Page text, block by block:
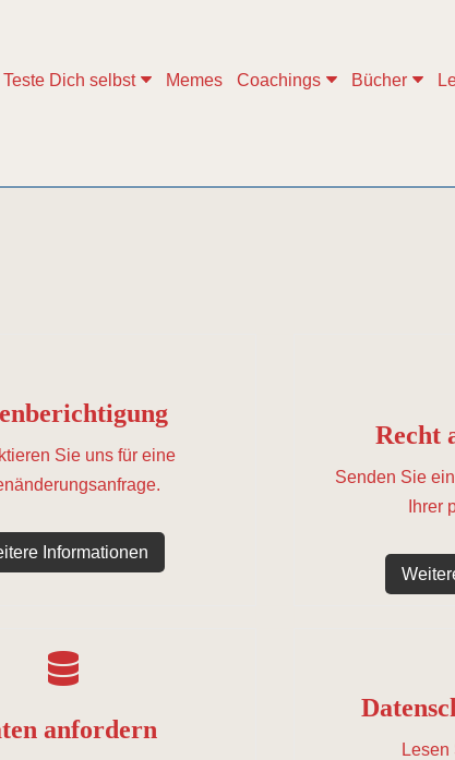
Teste Dich selbst Memes Coachings Bücher
Sie uns für eine
Informationen
Recht
Senden Sie
Ihrer
anfordern